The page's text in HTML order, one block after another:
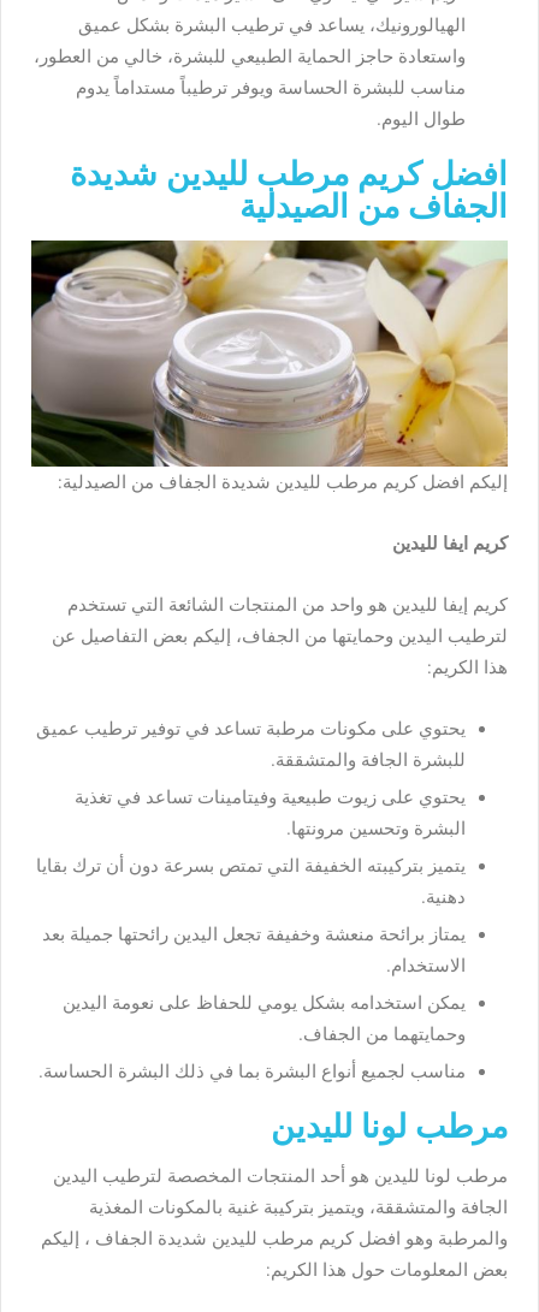
الهيالورونيك، يساعد في ترطيب البشرة بشكل عميق
واستعادة حاجز الحماية الطبيعي للبشرة، خالي من العطور،
مناسب للبشرة الحساسة ويوفر ترطيباً مستداماً يدوم
طوال اليوم.
افضل كريم مرطب لليدين شديدة
الجفاف من الصيدلية
إليكم افضل كريم مرطب لليدين شديدة الجفاف من الصيدلية:
كريم ايفا لليدين
كريم إيفا لليدين هو واحد من المنتجات الشائعة التي تستخدم
لترطيب اليدين وحمايتها من الجفاف، إليكم بعض التفاصيل عن
هذا الكريم:
يحتوي على مكونات مرطبة تساعد في توفير ترطيب عميق
للبشرة الجافة والمتشققة.
يحتوي على زيوت طبيعية وفيتامينات تساعد في تغذية
البشرة وتحسين مرونتها.
يتميز بتركيبته الخفيفة التي تمتص بسرعة دون أن ترك بقايا
دهنية.
يمتاز برائحة منعشة وخفيفة تجعل اليدين رائحتها جميلة بعد
الاستخدام.
يمكن استخدامه بشكل يومي للحفاظ على نعومة اليدين
وحمايتهما من الجفاف.
مناسب لجميع أنواع البشرة بما في ذلك البشرة الحساسة.
مرطب لونا لليدين
مرطب لونا لليدين هو أحد المنتجات المخصصة لترطيب اليدين
الجافة والمتشققة، ويتميز بتركيبة غنية بالمكونات المغذية
والمرطبة وهو افضل كريم مرطب لليدين شديدة الجفاف ، إليكم
بعض المعلومات حول هذا الكريم: